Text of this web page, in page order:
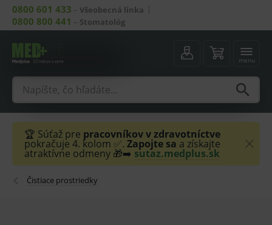
0800 601 433 – Všeobecná linka
0800 800 441 – Stomatológ
menu
🏆 Súťaž pre pracovníkov v zdravotníctve
pokračuje 4. kolom ✅. Zapojte sa a získajte
atraktívne odmeny 🎁➡️ sutaz.medplus.sk
Čistiace prostriedky